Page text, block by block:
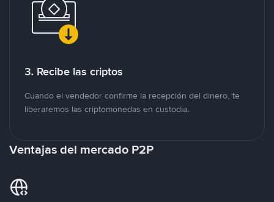
3. Recibe las criptos
Cuando el vendedor confirme la recepción del dinero, te
liberaremos las criptomonedas en custodia.
Ventajas del mercado P2P